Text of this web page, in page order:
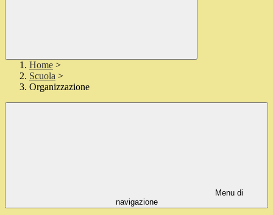
Home >
Scuola >
Organizzazione
Menu di
navigazione